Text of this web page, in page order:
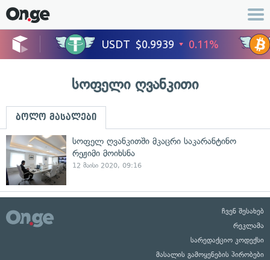
სოფელი ღვანკითი
ბოლო მასალები
სოფელ ღვანკითში მკაცრი საკარანტინო
რეჟიმი მოიხსნა
12 მაისი 2020, 09:16
ჩვენ შესახებ
რეკლამა
სარედაქციო კოდექსი
მასალის გამოყენების პირობები